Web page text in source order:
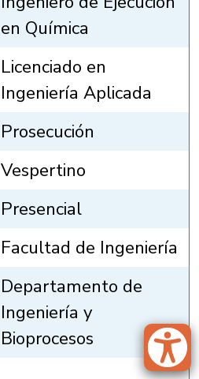
en Química
Licenciado en
Ingeniería Aplicada
Prosecución
Vespertino
Presencial
Facultad de Ingeniería
Departamento de
Ingeniería y
Bioprocesos